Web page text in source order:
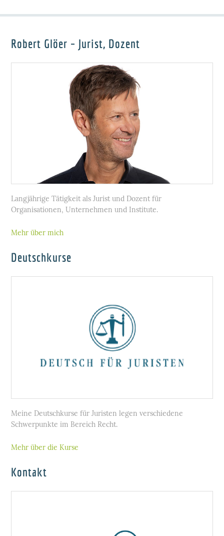
Robert Glöer – Jurist, Dozent
Langjährige Tätigkeit als Jurist und Dozent für
Organisationen, Unternehmen und Institute.
Mehr über mich
Deutschkurse
Meine Deutschkurse für Juristen legen verschiedene
Schwerpunkte im Bereich Recht.
Mehr über die Kurse
Kontakt